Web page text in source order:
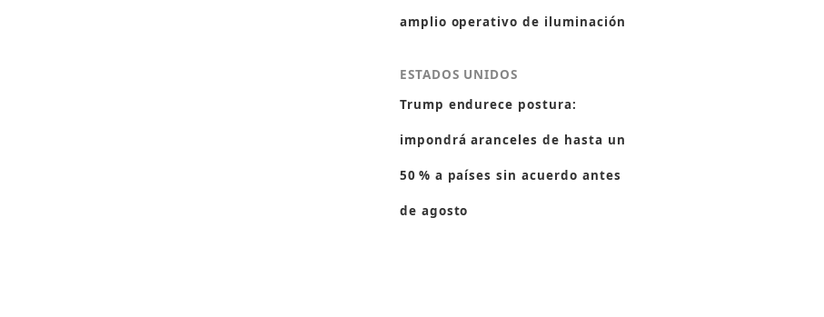
amplio operativo de iluminación
ESTADOS UNIDOS
Trump endurece postura:
impondrá aranceles de hasta un
50 % a países sin acuerdo antes
de agosto